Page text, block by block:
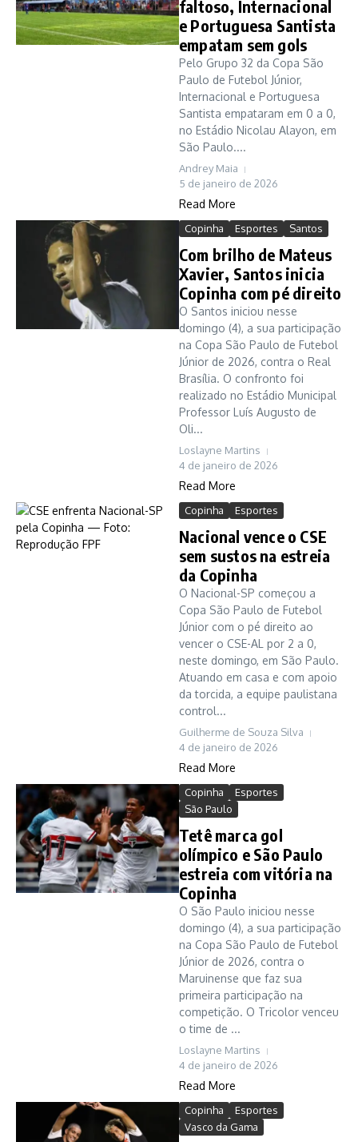
faltoso, Internacional
e Portuguesa Santista
empatam sem gols
Pelo Grupo 32 da Copa São
Paulo de Futebol Júnior,
Internacional e Portuguesa
Santista empataram em 0 a 0,
no Estádio Nicolau Alayon, em
São Paulo....
Andrey Maia
5 de janeiro de 2026
Read More
Copinha Esportes Santos
Com brilho de Mateus
Xavier, Santos inicia
Copinha com pé direito
O Santos iniciou nesse
domingo (4), a sua participação
na Copa São Paulo de Futebol
Júnior de 2026, contra o Real
Brasília. O confronto foi
realizado no Estádio Municipal
Professor Luís Augusto de
Oli...
Loslayne Martins
4 de janeiro de 2026
Read More
Copinha Esportes
Nacional vence o CSE
sem sustos na estreia
da Copinha
O Nacional-SP começou a
Copa São Paulo de Futebol
Júnior com o pé direito ao
vencer o CSE-AL por 2 a 0,
neste domingo, em São Paulo.
Atuando em casa e com apoio
da torcida, a equipe paulistana
control...
Guilherme de Souza Silva
4 de janeiro de 2026
Read More
Copinha
Esportes
São Paulo
Tetê marca gol
olímpico e São Paulo
estreia com vitória na
Copinha
O São Paulo iniciou nesse
domingo (4), a sua participação
na Copa São Paulo de Futebol
Júnior de 2026, contra o
Maruinense que faz sua
primeira participação na
competição. O Tricolor venceu
o time de ...
Loslayne Martins
4 de janeiro de 2026
Read More
Copinha
Esportes
Vasco da Gama